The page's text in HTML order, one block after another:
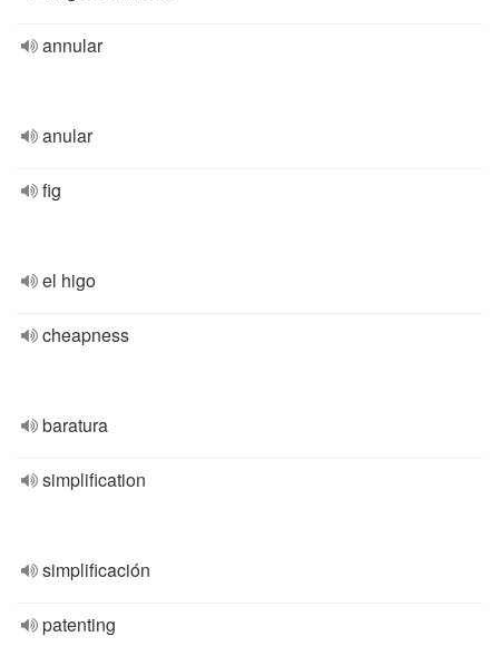
annular
anular
fig
el higo
cheapness
baratura
simplification
simplificación
patenting